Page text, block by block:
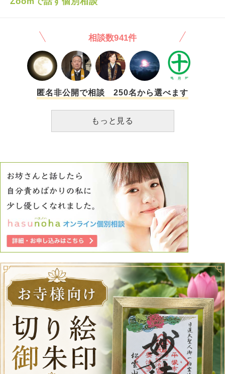
相談数941件
匿名非公開で相談 250名から選べます
もっと見る